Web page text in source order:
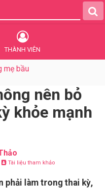
THÀNH VIÊN
mẹ bầu
nên bỏ
khỏe mạnh
Tài liệu tham khảo
phải làm trong thai kỳ,